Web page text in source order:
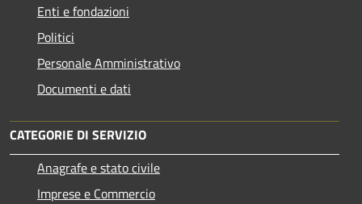
Enti e fondazioni
Politici
Personale Amministrativo
Documenti e dati
CATEGORIE DI SERVIZIO
Anagrafe e stato civile
Imprese e Commercio